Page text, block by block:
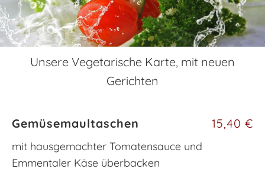
Unsere Vegetarische Karte, mit neuen
Gerichten
Gemüsemaultaschen 15,40 €
mit hausgemachter Tomatensauce und
Emmentaler Käse überbacken